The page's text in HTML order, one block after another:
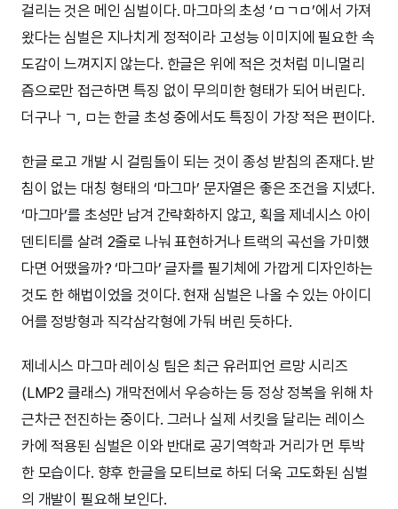
걸리는 것은 메인 심벌이다. 마그마의 초성 ‘ㅁㄱㅁ’에서 가져
왔다는 심벌은 지나치게 정적이라 고성능 이미지에 필요한 속
도감이 느껴지지 않는다. 한글은 위에 적은 것처럼 미니멀리
즘으로만 접근하면 특징 없이 무의미한 형태가 되어 버린다.
더구나 ㄱ, ㅁ는 한글 초성 중에서도 특징이 가장 적은 편이다.
한글 로고 개발 시 걸림돌이 되는 것이 종성 받침의 존재다. 받
침이 없는 대칭 형태의 ‘마그마’ 문자열은 좋은 조건을 지녔다.
‘마그마’를 초성만 남겨 간략화하지 않고, 획을 제네시스 아이
덴티티를 살려 2줄로 나눠 표현하거나 트랙의 곡선을 가미했
다면 어땠을까? ‘마그마’ 글자를 필기체에 가깝게 디자인하는
것도 한 해법이었을 것이다. 현재 심벌은 나올 수 있는 아이디
어를 정방형과 직각삼각형에 가둬 버린 듯하다.
제네시스 마그마 레이싱 팀은 최근 유러피언 르망 시리즈
(LMP2 클래스) 개막전에서 우승하는 등 정상 정복을 위해 차
근차근 전진하는 중이다. 그러나 실제 서킷을 달리는 레이스
카에 적용된 심벌은 이와 반대로 공기역학과 거리가 먼 투박
한 모습이다. 향후 한글을 모티브로 하되 더욱 고도화된 심벌
의 개발이 필요해 보인다.